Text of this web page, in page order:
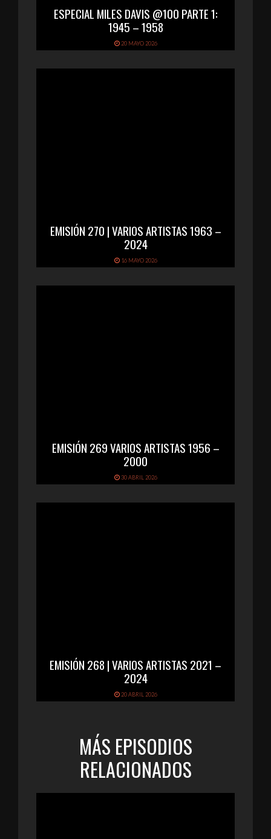
ESPECIAL MILES DAVIS @100 PARTE 1:
1945 – 1958
20 MAYO 2026
EMISIÓN 270 | VARIOS ARTISTAS 1963 –
2024
16 MAYO 2026
EMISIÓN 269 VARIOS ARTISTAS 1956 –
2000
30 ABRIL 2026
EMISIÓN 268 | VARIOS ARTISTAS 2021 –
2024
20 ABRIL 2026
MÁS EPISODIOS
RELACIONADOS